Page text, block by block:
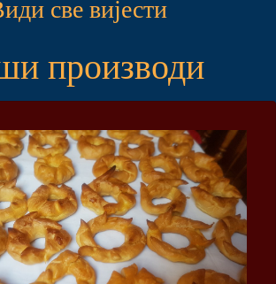
све вијести
производи